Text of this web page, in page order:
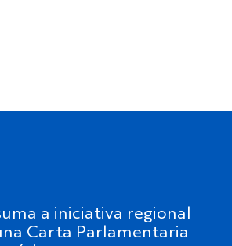
a iniciativa regional
Carta Parlamentaria